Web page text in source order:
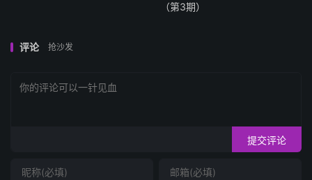
（第3期）
评论 抢沙发
提交评论